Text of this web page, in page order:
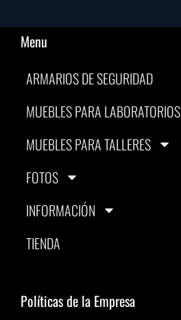
Menu
ARMARIOS DE SEGURIDAD
MUEBLES PARA LABORATORIOS
MUEBLES PARA TALLERES
FOTOS
INFORMACIÓN
TIENDA
Políticas de la Empresa